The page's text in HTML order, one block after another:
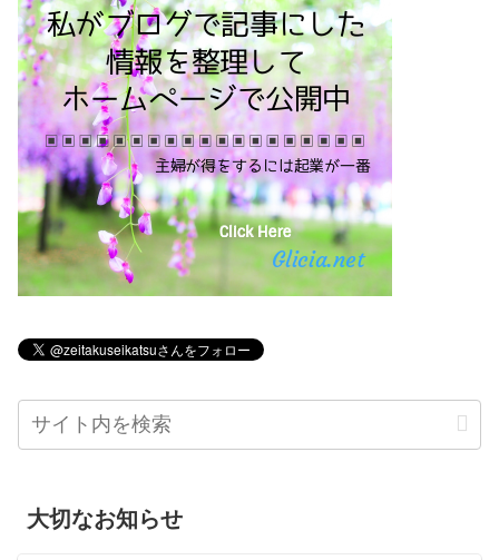
大切なお知らせ